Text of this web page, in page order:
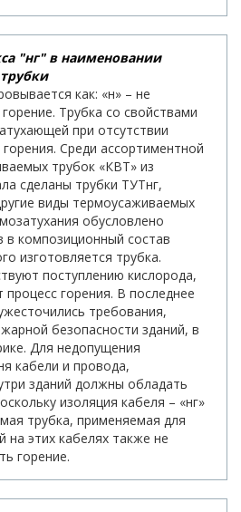
"нг" в наименовании
как: «н» – не
Трубка со свойствами
при отсутствии
Среди ассортиментной
трубок «КВТ» из
сделаны трубки ТУТнг,
виды термоусаживаемых
обусловлено
в композиционный состав
изготовляется трубка.
поступлению кислорода,
процесс горения. В последнее
требования,
безопасности зданий, в
Для недопущения
кабели и провода,
зданий должны обладать
изоляция кабеля – «нг»
трубка, применяемая для
на этих кабелях также не
горение.